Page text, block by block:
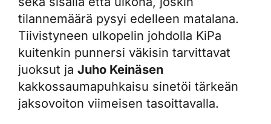
tilannemäärä pysyi edelleen matalana.
Tiivistyneen ulkopelin johdolla KiPa
kuitenkin punnersi väkisin tarvittavat
juoksut ja Juho Keinäsen
kakkossaumapuhkaisu sinetöi tärkeän
jaksovoiton viimeisen tasoittavalla.